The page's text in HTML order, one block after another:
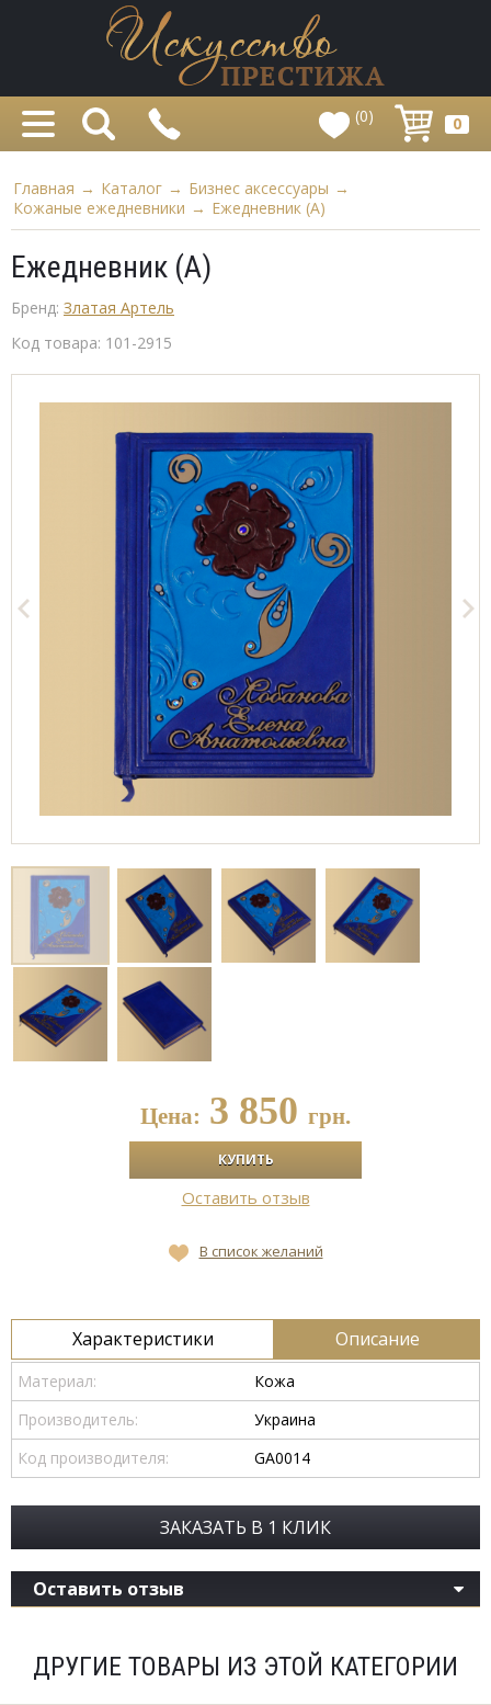
(0) 0
Главная → Каталог → Бизнес аксессуары →
Кожаные ежедневники → Ежедневник (A)
Ежедневник (A)
Бренд: Златая Артель
Код товара: 101-2915
Цена: 3 850 грн.
Оставить отзыв
В список желаний
Характеристики Описание
Материал:
Кожа
Производитель:
Украина
Код производителя:
GA0014
ЗАКАЗАТЬ В 1 КЛИК
Оставить отзыв
ДРУГИЕ ТОВАРЫ ИЗ ЭТОЙ КАТЕГОРИИ